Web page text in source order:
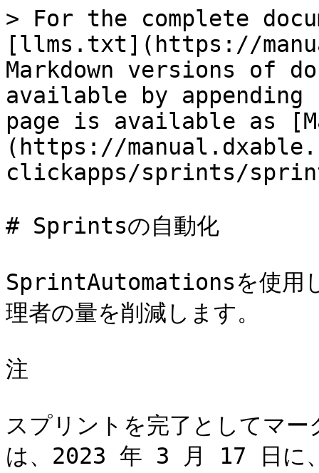
> For the complete
[llms.txt](https://
Markdown versions of
available by
page is available as
(https://
clickapps/sprints/
# Sprintsの自動化
SprintAutomationsを使用し
理者の量を削減します。
注
スプリントを完了としてマ
は、2023 年 3 月 17 日に